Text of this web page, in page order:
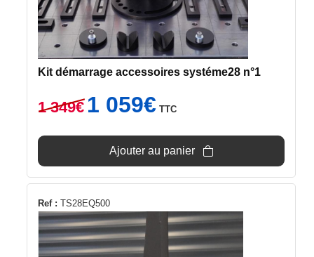
Kit démarrage accessoires systéme28 n°1
1 349€
Le
prix
était :
349€.
1 059€prix
est :
059€.
TTC
Ajouter au panier
Ref : TS28EQ500